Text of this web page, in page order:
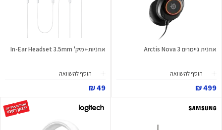
אוזנית גיימרים Arctis Nova 3
הוסף להשוואה
499 ₪
אוזניות+מיק' In-Ear Headset 3.5mm
הוסף להשוואה
49 ₪